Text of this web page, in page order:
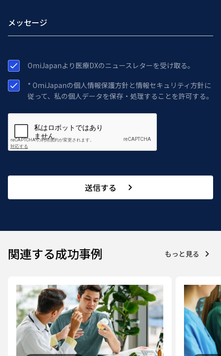
OmiJapanより医療DXのニュースレターを受け取る。
* OmiJapanの個人情報保護方針と情報セキュリティ方針に
従って、私の個人データを保存・処理することを許可する。
送信する
関連する成功事例 もっと見る